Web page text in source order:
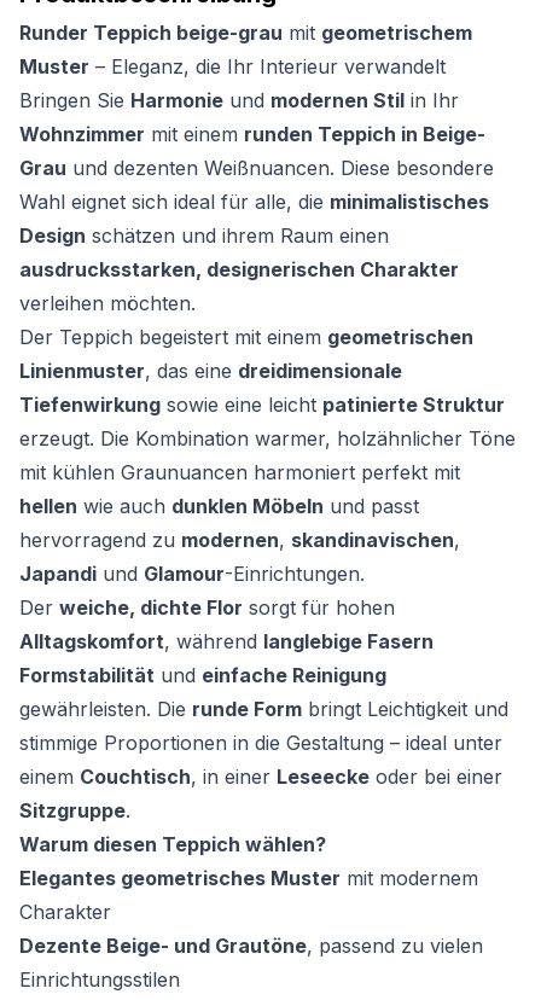
Runder Teppich beige-grau mit geometrischem
Muster – Eleganz, die Ihr Interieur verwandelt
Bringen Sie Harmonie und modernen Stil in Ihr
Wohnzimmer mit einem runden Teppich in Beige-
Grau und dezenten Weißnuancen. Diese besondere
Wahl eignet sich ideal für alle, die minimalistisches
Design schätzen und ihrem Raum einen
ausdrucksstarken, designerischen Charakter
verleihen möchten.
Der Teppich begeistert mit einem geometrischen
Linienmuster, das eine dreidimensionale
Tiefenwirkung sowie eine leicht patinierte Struktur
erzeugt. Die Kombination warmer, holzähnlicher Töne
mit kühlen Graunuancen harmoniert perfekt mit
hellen wie auch dunklen Möbeln und passt
hervorragend zu modernen, skandinavischen,
Japandi und Glamour-Einrichtungen.
Der weiche, dichte Flor sorgt für hohen
Alltagskomfort, während langlebige Fasern
Formstabilität und einfache Reinigung
gewährleisten. Die runde Form bringt Leichtigkeit und
stimmige Proportionen in die Gestaltung – ideal unter
einem Couchtisch, in einer Leseecke oder bei einer
Sitzgruppe.
Warum diesen Teppich wählen?
Elegantes geometrisches Muster mit modernem
Charakter
Dezente Beige- und Grautöne, passend zu vielen
Einrichtungsstilen